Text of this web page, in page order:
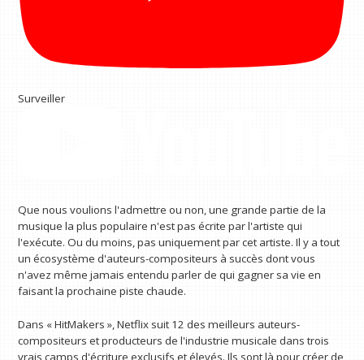
Surveiller
Que nous voulions l'admettre ou non, une grande partie de la
musique la plus populaire n'est pas écrite par l'artiste qui
l'exécute. Ou du moins, pas uniquement par cet artiste. Il y a tout
un écosystème d'auteurs-compositeurs à succès dont vous
n'avez même jamais entendu parler de qui gagner sa vie en
faisant la prochaine piste chaude.
Dans « HitMakers », Netflix suit 12 des meilleurs auteurs-
compositeurs et producteurs de l'industrie musicale dans trois